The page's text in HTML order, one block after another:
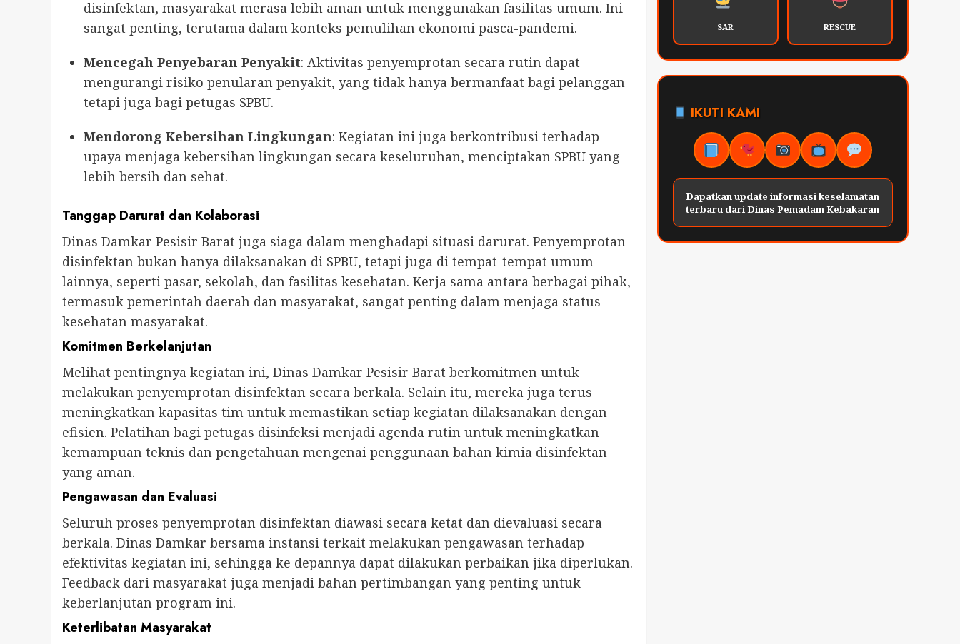
disinfektan, masyarakat merasa lebih aman untuk menggunakan fasilitas umum. Ini
sangat penting, terutama dalam konteks pemulihan ekonomi pasca-pandemi.
Mencegah Penyebaran Penyakit: Aktivitas penyemprotan secara rutin dapat
mengurangi risiko penularan penyakit, yang tidak hanya bermanfaat bagi pelanggan
tetapi juga bagi petugas SPBU.
Mendorong Kebersihan Lingkungan: Kegiatan ini juga berkontribusi terhadap
upaya menjaga kebersihan lingkungan secara keseluruhan, menciptakan SPBU yang
lebih bersih dan sehat.
Tanggap Darurat dan Kolaborasi
Dinas Damkar Pesisir Barat juga siaga dalam menghadapi situasi darurat. Penyemprotan
disinfektan bukan hanya dilaksanakan di SPBU, tetapi juga di tempat-tempat umum
lainnya, seperti pasar, sekolah, dan fasilitas kesehatan. Kerja sama antara berbagai pihak,
termasuk pemerintah daerah dan masyarakat, sangat penting dalam menjaga status
kesehatan masyarakat.
Komitmen Berkelanjutan
Melihat pentingnya kegiatan ini, Dinas Damkar Pesisir Barat berkomitmen untuk
melakukan penyemprotan disinfektan secara berkala. Selain itu, mereka juga terus
meningkatkan kapasitas tim untuk memastikan setiap kegiatan dilaksanakan dengan
efisien. Pelatihan bagi petugas disinfeksi menjadi agenda rutin untuk meningkatkan
kemampuan teknis dan pengetahuan mengenai penggunaan bahan kimia disinfektan
yang aman.
Pengawasan dan Evaluasi
Seluruh proses penyemprotan disinfektan diawasi secara ketat dan dievaluasi secara
berkala. Dinas Damkar bersama instansi terkait melakukan pengawasan terhadap
efektivitas kegiatan ini, sehingga ke depannya dapat dilakukan perbaikan jika diperlukan.
Feedback dari masyarakat juga menjadi bahan pertimbangan yang penting untuk
keberlanjutan program ini.
Keterlibatan Masyarakat
SAR RESCUE
IKUTI KAMI
Dapatkan update informasi keselamatan
terbaru dari Dinas Pemadam Kebakaran